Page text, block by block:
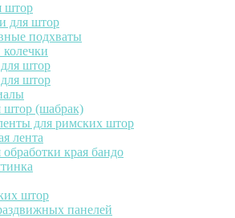
штор
для штор
подхваты
штор
штор
штор (шабрак)
для римских штор
лента
края бандо
штор
панелей